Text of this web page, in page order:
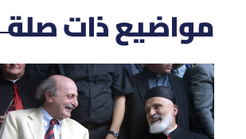
مواضيع ذات صلة